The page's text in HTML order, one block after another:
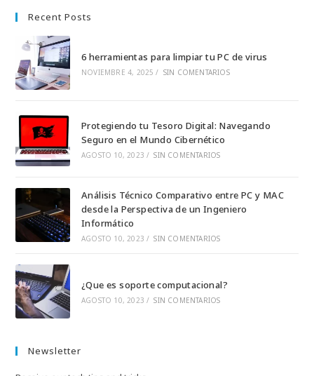
en
una
nueva
pestaña
una
nueva
pestaña
nueva
pestaña
nueva
pestaña
nueva
pestaña
Recent Posts
6 herramientas para limpiar tu PC de virus
NOVIEMBRE 4, 2025 / SIN COMENTARIOS
Protegiendo tu Tesoro Digital: Navegando
Seguro en el Mundo Cibernético
AGOSTO 10, 2023 / SIN COMENTARIOS
Análisis Técnico Comparativo entre PC y MAC
desde la Perspectiva de un Ingeniero
Informático
AGOSTO 10, 2023 / SIN COMENTARIOS
¿Que es soporte computacional?
AGOSTO 10, 2023 / SIN COMENTARIOS
Newsletter